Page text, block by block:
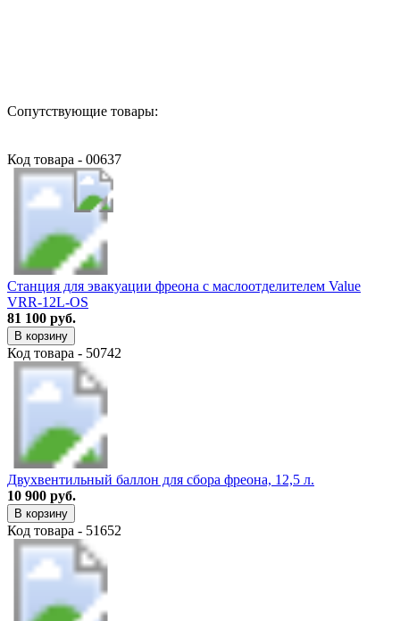
Сопутствующие товары:
Код товара - 00637
Станция для эвакуации фреона с маслоотделителем Value
VRR-12L-OS
81 100 руб.
В корзину
Код товара - 50742
Двухвентильный баллон для сбора фреона, 12,5 л.
10 900 руб.
В корзину
Код товара - 51652